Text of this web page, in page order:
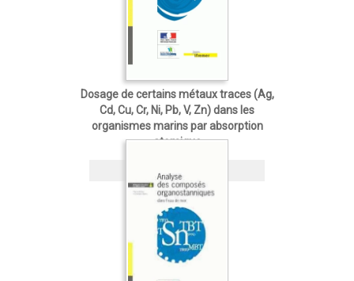
Dosage de certains métaux traces (Ag,
Cd, Cu, Cr, Ni, Pb, V, Zn) dans les
organismes marins par absorption
atomique